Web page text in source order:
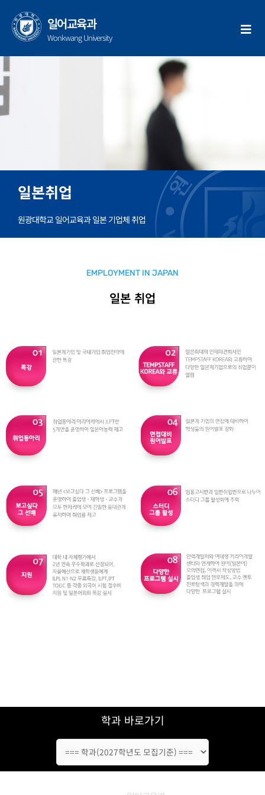
건
너
뛰
기
일어교육과
Wonkwang University
일본취업
원광대학교 일어교육과 일본 기업체 취업
EMPLOYMENT IN JAPAN
일본 취업
학과 바로가기